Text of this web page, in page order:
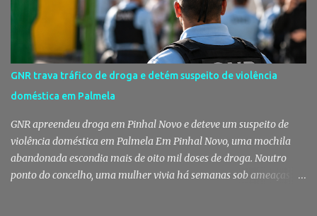
reforçam que a valorização daquele espaço passa por um
investimento de cerca de 2,5 milhões de euros previsto pela
Câmara Municipal. A praia é um dos espaços naturais mais
emblemáticos da Moita A reação surge depois de terem sido
divulgadas informações que levantaram dúvidas sobre as
condições da Praia do Rosário, levando os eleitos do Partido
Socialista na Câmara Municipal e Assembleia Municipal da Moita,
bem como na União das Freguesias de Gaio-R...
GNR trava tráfico de droga e detém suspeito de violência
doméstica em Palmela
GNR apreendeu droga em Pinhal Novo e deteve um suspeito de
violência doméstica em Palmela Em Pinhal Novo, uma mochila
abandonada escondia mais de oito mil doses de droga. Noutro
ponto do concelho, uma mulher vivia há semanas sob ameaças